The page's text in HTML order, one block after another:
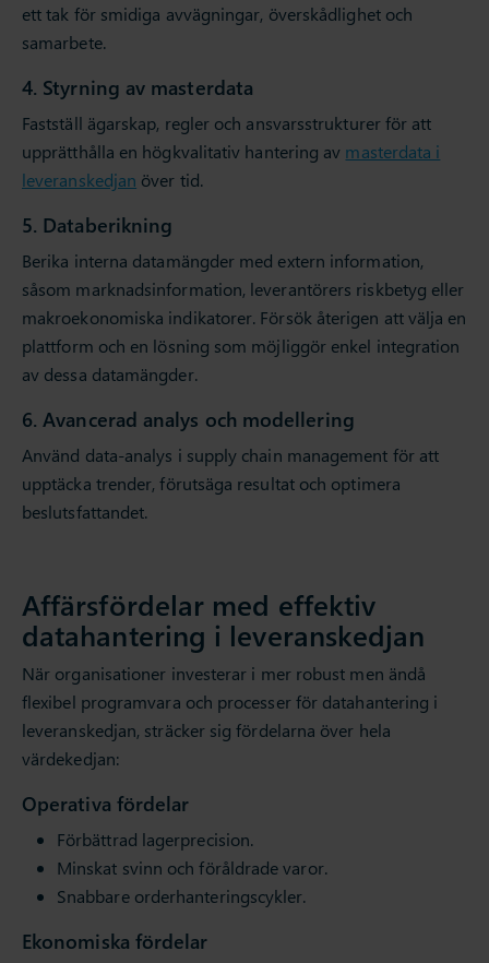
ett tak för smidiga avvägningar, överskådlighet och
samarbete.
4. Styrning av masterdata
Fastställ ägarskap, regler och ansvarsstrukturer för att
upprätthålla en högkvalitativ hantering av masterdata i
leveranskedjan över tid.
5. Databerikning
Berika interna datamängder med extern information,
såsom marknadsinformation, leverantörers riskbetyg eller
makroekonomiska indikatorer. Försök återigen att välja en
plattform och en lösning som möjliggör enkel integration
av dessa datamängder.
6. Avancerad analys och modellering
Använd data-analys i supply chain management för att
upptäcka trender, förutsäga resultat och optimera
beslutsfattandet.
Affärsfördelar med effektiv
datahantering i leveranskedjan
När organisationer investerar i mer robust men ändå
flexibel programvara och processer för datahantering i
leveranskedjan, sträcker sig fördelarna över hela
värdekedjan:
Operativa fördelar
Förbättrad lagerprecision.
Minskat svinn och föråldrade varor.
Snabbare orderhanteringscykler.
Ekonomiska fördelar